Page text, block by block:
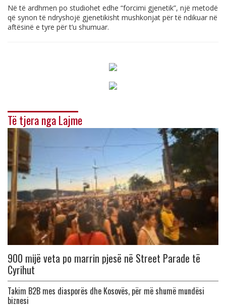
Në të ardhmen po studiohet edhe “forcimi gjenetik”, një metodë
që synon të ndryshojë gjenetikisht mushkonjat për të ndikuar në
aftësinë e tyre për t’u shumuar.
Të tjera nga Lajme
900 mijë veta po marrin pjesë në Street Parade të
Cyrihut
Takim B2B mes diasporës dhe Kosovës, për më shumë mundësi
biznesi